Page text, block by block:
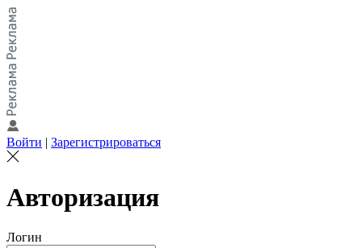
Войти | Зарегистрироваться
Авторизация
Логин